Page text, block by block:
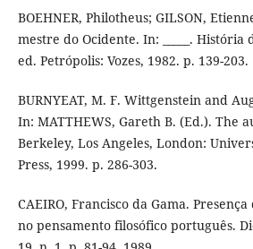
BOEHNER, Philotheus; GILSON,
mestre do Ocidente. In: _____. História
ed. Petrópolis: Vozes, 1982. p. 139-203.
BURNYEAT, M. F. Wittgenstein and
In: MATTHEWS, Gareth B. (Ed.). The
Berkeley, Los Angeles, London:
Press, 1999. p. 286-303.
CAEIRO, Francisco da Gama.
no pensamento filosófico português.